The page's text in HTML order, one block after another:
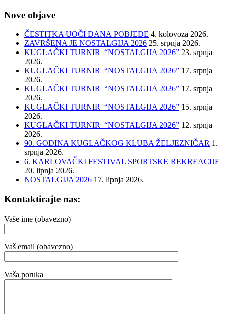
Nove objave
ČESTITKA UOČI DANA POBJEDE 4. kolovoza 2026.
ZAVRŠENA JE NOSTALGIJA 2026 25. srpnja 2026.
KUGLAČKI TURNIR “NOSTALGIJA 2026” 23. srpnja
2026.
KUGLAČKI TURNIR “NOSTALGIJA 2026” 17. srpnja
2026.
KUGLAČKI TURNIR “NOSTALGIJA 2026” 17. srpnja
2026.
KUGLAČKI TURNIR “NOSTALGIJA 2026” 15. srpnja
2026.
KUGLAČKI TURNIR “NOSTALGIJA 2026” 12. srpnja
2026.
90. GODINA KUGLAČKOG KLUBA ŽELJEZNIČAR 1.
srpnja 2026.
6. KARLOVAČKI FESTIVAL SPORTSKE REKREACIJE
20. lipnja 2026.
NOSTALGIJA 2026 17. lipnja 2026.
Kontaktirajte nas:
Vaše ime (obavezno)
Vaš email (obavezno)
Vaša poruka